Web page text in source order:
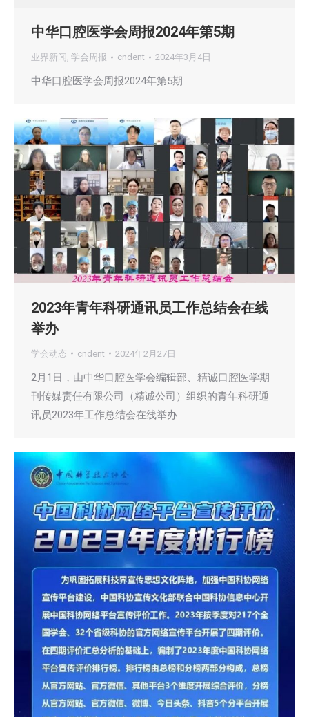
中华口腔医学会周报2024年第5期
业界新闻 , 学会周报 cndent 2024年3月4日
中华口腔医学会周报2024年第5期
2023年青年科研通讯员工作总结会在线
举办
学会动态 cndent 2024年2月27日
2月1日，由中华口腔医学会编辑部、精诚口腔医学期
刊传媒责任有限公司（精诚公司）组织的青年科研通
讯员2023年工作总结会在线举办